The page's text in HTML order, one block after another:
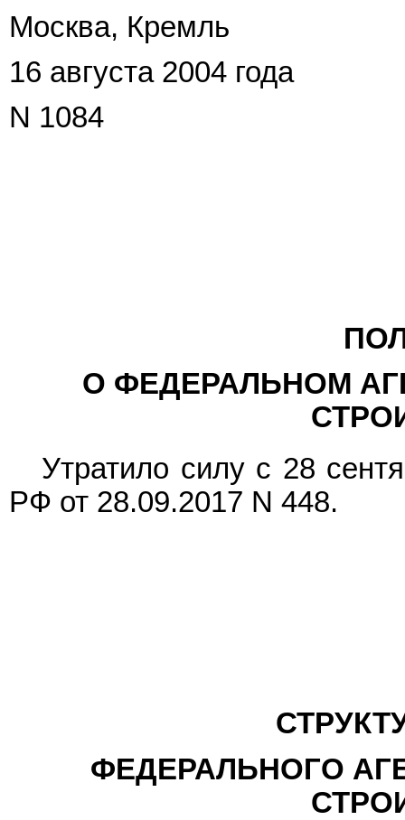
Москва, Кремль
16 августа 2004 года
N 1084
О ФЕДЕРАЛЬНОМ
Утратило силу с 28
РФ от 28.09.2017 N 448.
ФЕДЕРАЛЬНОГО